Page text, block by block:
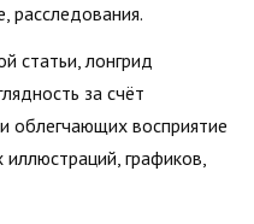
расследования.
статьи, лонгрид
за счёт
облегчающих восприятие
графиков,